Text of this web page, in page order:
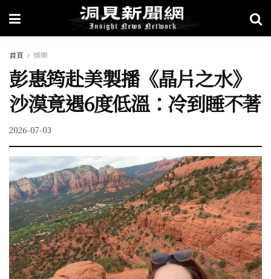
首頁 娛樂
彭惠筠赴美製播《晶片之水》
沙漠竟遇6度低溫：冷到睡不著
2026-07-03